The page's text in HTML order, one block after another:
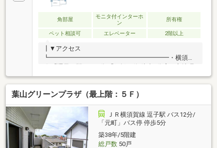
角部屋
モニタ付インターホ
ン
所有権
ペット相談可 エレベーター 2階以上
┃▼アクセス
┗━━━━━━━━━━━━━━━━━━━・横須賀
境┗━━━━━━━━━━━━━━━━━━━・2階
南西向き角部屋につき日当たり良好・壁芯87m2、
3LDKの間取り・オン・オフ問わず、ショッピングやグ
ルメを愉しめる街「逗子」駅。【Life Infomation】・
もとまちユニオン 葉山店…約1200m・クリエイトエス
ディー 葉山堀内店…約1200m・セブン-イレブン 葉山マ
リーナ店…約200m・葉山町立葉山小学校…約2100m・
葉山町立南郷中学校…約3600m
葉山グリーンプラザ（最上階：５Ｆ）
ＪＲ横須賀線 逗子駅 バス12分/
「元町」バス停 停歩5分
築38年/5階建
総戸数50戸